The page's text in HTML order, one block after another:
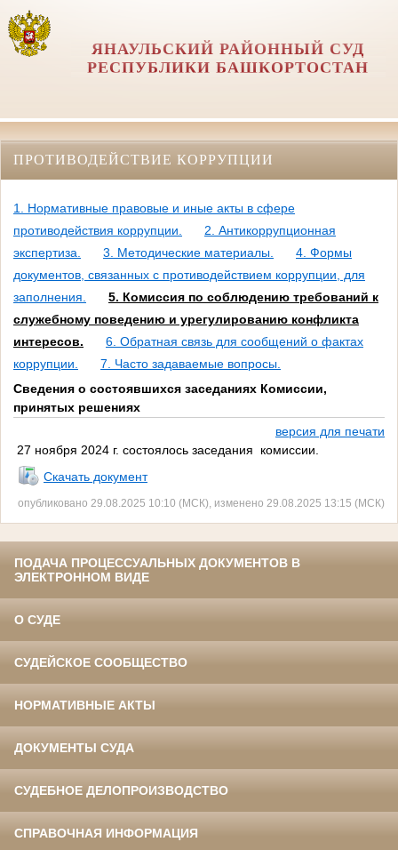
ЯНАУЛЬСКИЙ РАЙОННЫЙ СУД
РЕСПУБЛИКИ БАШКОРТОСТАН
ПРОТИВОДЕЙСТВИЕ КОРРУПЦИИ
1. Нормативные правовые и иные акты в сфере
противодействия коррупции.
2. Антикоррупционная
экспертиза.
3. Методические материалы.
4. Формы
документов, связанных с противодействием коррупции, для
заполнения.
5. Комиссия по соблюдению требований к
служебному поведению и урегулированию конфликта
интересов.
6. Обратная связь для сообщений о фактах
коррупции.
7. Часто задаваемые вопросы.
Сведения о состоявшихся заседаниях Комиссии,
принятых решениях
версия для печати
27 ноября 2024 г. состоялось заседания комиссии.
Скачать документ
опубликовано 29.08.2025 10:10 (МСК), изменено 29.08.2025 13:15 (МСК)
ПОДАЧА ПРОЦЕССУАЛЬНЫХ ДОКУМЕНТОВ В
ЭЛЕКТРОННОМ ВИДЕ
О СУДЕ
СУДЕЙСКОЕ СООБЩЕСТВО
НОРМАТИВНЫЕ АКТЫ
ДОКУМЕНТЫ СУДА
СУДЕБНОЕ ДЕЛОПРОИЗВОДСТВО
СПРАВОЧНАЯ ИНФОРМАЦИЯ